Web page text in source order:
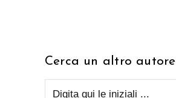
Cerca un altro autore